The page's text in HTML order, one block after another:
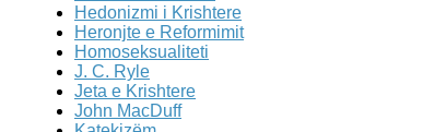
Hedonizmi i Krishtere
Heronjte e Reformimit
Homoseksualiteti
J. C. Ryle
Jeta e Krishtere
John MacDuff